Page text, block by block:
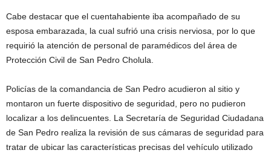
Cabe destacar que el cuentahabiente iba acompañado de su
esposa embarazada, la cual sufrió una crisis nerviosa, por lo que
requirió la atención de personal de paramédicos del área de
Protección Civil de San Pedro Cholula.
Policías de la comandancia de San Pedro acudieron al sitio y
montaron un fuerte dispositivo de seguridad, pero no pudieron
localizar a los delincuentes. La Secretaría de Seguridad Ciudadana
de San Pedro realiza la revisión de sus cámaras de seguridad para
tratar de ubicar las características precisas del vehículo utilizado